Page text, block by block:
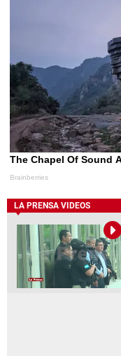
LA PRENSA VIDEOS